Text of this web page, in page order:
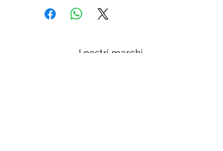
I nostri marchi